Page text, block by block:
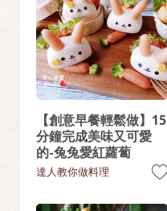
【創意早餐輕鬆做】15
分鐘完成美味又可愛
的-兔兔愛紅蘿蔔
達人教你做料理